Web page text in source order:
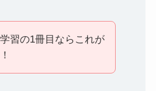
習の1冊目ならこれが